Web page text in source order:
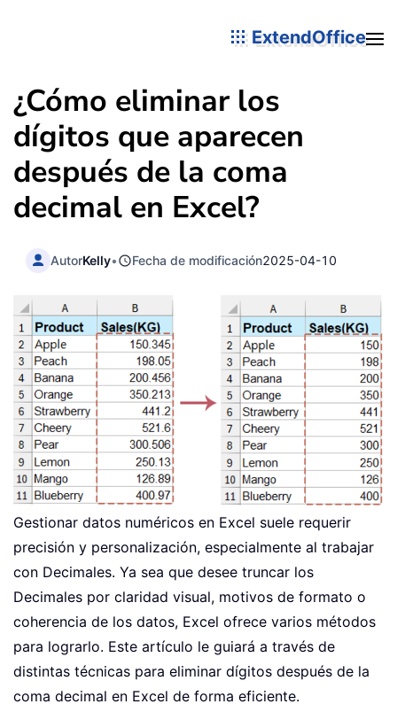
ExtendOffice
¿Cómo eliminar los
dígitos que aparecen
después de la coma
decimal en Excel?
AutorKelly• Fecha de modificación2025-04-10
Gestionar datos numéricos en Excel suele requerir
precisión y personalización, especialmente al trabajar
con Decimales. Ya sea que desee truncar los
Decimales por claridad visual, motivos de formato o
coherencia de los datos, Excel ofrece varios métodos
para lograrlo. Este artículo le guiará a través de
distintas técnicas para eliminar dígitos después de la
coma decimal en Excel de forma eficiente.